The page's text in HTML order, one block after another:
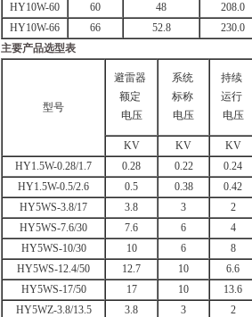
HY10W-60
60 48 208.0
HY10W-66
66 52.8 230.0
主要产品选型表
型号
避雷器
额定
电压
系统
标称
电压
持续
运行
电压
KV KV KV
HY1.5W-0.28/1.7
0.28 0.22 0.24
HY1.5W-0.5/2.6
0.5 0.38 0.42
HY5WS-3.8/17
3.8 3 2
HY5WS-7.6/30 7.6 6 4
HY5WS-10/30
10 6 8
HY5WS-12.4/50
12.7 10 6.6
HY5WS-17/50
17 10 13.6
HY5WZ-3.8/13.5
3.8 3 2